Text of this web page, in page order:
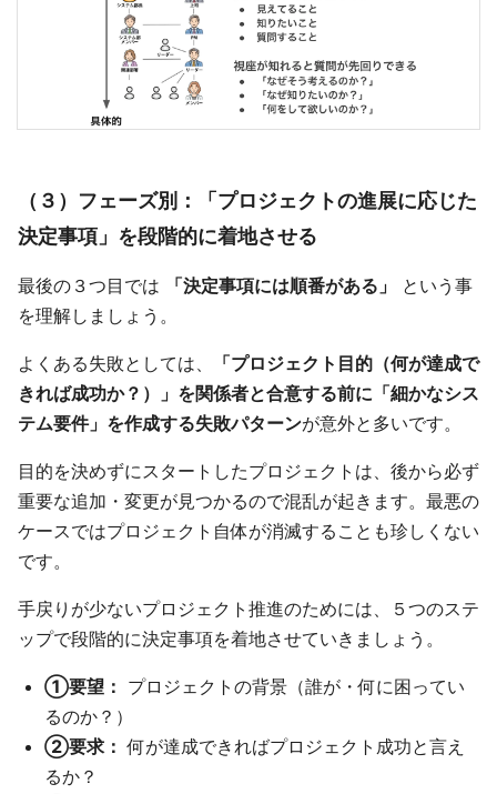
（３）フェーズ別：「プロジェクトの進展に応じた
決定事項」を段階的に着地させる
最後の３つ目では 「決定事項には順番がある」
という事
を理解しましょう。
よくある失敗としては、
「プロジェクト目的（何が達成で
きれば成功か？）」を関係者と合意する前に「細かなシス
テム要件」を作成する失敗パターンが意外と多いです。
目的を決めずにスタートしたプロジェクトは、後から必ず
重要な追加・変更が見つかるので混乱が起きます。最悪の
ケースではプロジェクト自体が消滅することも珍しくない
です。
手戻りが少ないプロジェクト推進のためには、５つのステ
ップで段階的に決定事項を着地させていきましょう。
①要望： プロジェクトの背景（誰が・何に困ってい
るのか？）
②要求： 何が達成できればプロジェクト成功と言え
るか？